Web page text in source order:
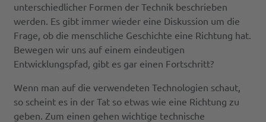
unterschiedlicher Formen der Technik beschrieben
werden. Es gibt immer wieder eine Diskussion um die
Frage, ob die menschliche Geschichte eine Richtung hat.
Bewegen wir uns auf einem eindeutigen
Entwicklungspfad, gibt es gar einen Fortschritt?
Wenn man auf die verwendeten Technologien schaut,
so scheint es in der Tat so etwas wie eine Richtung zu
geben. Zum einen gehen wichtige technische